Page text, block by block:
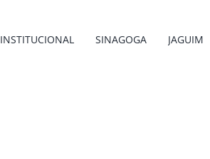
INSTITUCIONAL SINAGOGA JAGUIM